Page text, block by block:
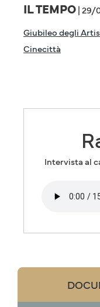
IL TEMPO| 29/
Giubileo degli
Cinecittà
Intervista al